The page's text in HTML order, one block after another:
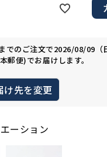
までのご注文で2026/08/09（
郵便)でお届けします。
け先を変更
ーション